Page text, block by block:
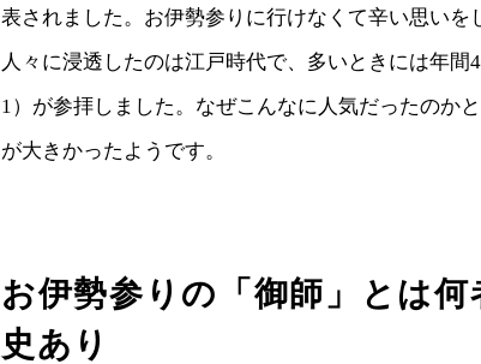
表されました。お伊勢参りに行けなくて辛い思い
人々に浸透したのは江戸時代で、多いときには年
1）が参拝しました。なぜこんなに人気だったのか
が大きかったようです。
お伊勢参りの「御師」とは
史あり